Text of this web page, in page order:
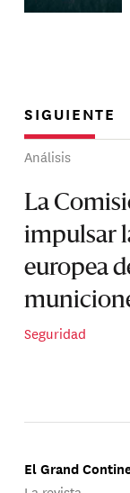
SIGUIENTE
Análisis
La
impulsar
europea
Seguridad
El Grand